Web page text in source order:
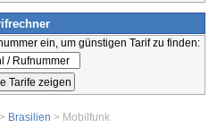
ein, um günstigen Tarif zu finden:
> Brasilien > Mobilfunk